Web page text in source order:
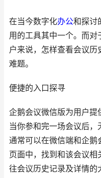
在当今数字化办公和探讨
用的工具其中一个。而对
户来说，怎样查看会议
难题。
便捷的入口探寻
企鹅会议微信版为用户提
当你参和完一场会议后，
通常可以在微信端和企
页面中，找到和该会议
往会议历史记录及详情的